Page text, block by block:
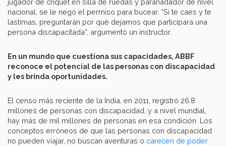
jugador de críquet en silla de ruedas y paranadador de nivel
nacional, se le negó el permiso para bucear. “Si te caes y te
lastimas, preguntarán por qué dejamos que participara una
persona discapacitada”, argumentó un instructor.
En un mundo que cuestiona sus capacidades, ABBF
reconoce el potencial de las personas con discapacidad
y les brinda oportunidades.
El censo más reciente de la India, en 2011, registró 26.8
millones de personas con discapacidad, y a nivel mundial,
hay más de mil millones de personas en esa condición. Los
conceptos erróneos de que las personas con discapacidad
no pueden viajar, no buscan aventuras o carecen de poder